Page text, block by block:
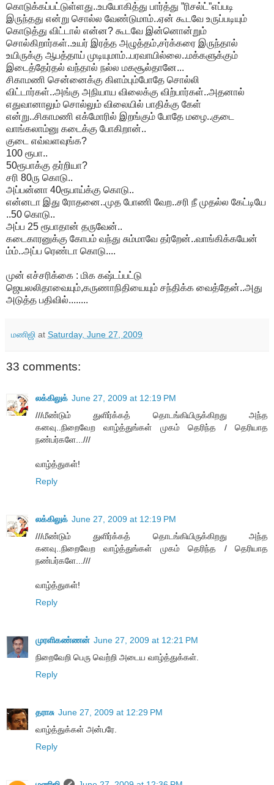
கொடுக்கப்பட்டுள்ளது..உபயோகித்து பார்த்து ”ரிசல்ட்”எப்படி
இருந்தது என்று சொல்ல வேண்டுமாம்..ஏன் கூடவே உருப்படியும்
கொடுத்து விட்டால் என்ன? கூடவே இன்னொன்றும்
சொல்கிறார்கள்..உயர் இரத்த அழுத்தம்,சர்க்கரை இருந்தால்
உயிருக்கு ஆபத்தாய் முடியுமாம்..பரவாயில்லை..மக்களுக்கும்
இடைத்தேர்தல் வந்தால் நல்ல மகசூல்தானே...
சிகாமணி சென்னைக்கு கிளம்பும்போதே சொல்லி
விட்டார்கள்..அங்கு அநியாய விலைக்கு விற்பார்கள்..அதனால்
எதுவானாலும் சொல்லும் விலையில் பாதிக்கு கேள்
என்று..சிகாமணி எக்மோரில் இறங்கும் போதே மழை..குடை
வாங்கலாம்னு கடைக்கு போகிறான்..
குடை எவ்வளவுங்க?
100 ரூபா..
50ரூபாக்கு தர்றியா?
சரி 80ரு கொடு..
அப்பன்னா 40ரூபாய்க்கு கொடு..
என்னடா இது ரோதனை..முத போணி வேற..சரி நீ முதல்ல கேட்டியே
..50 கொடு..
அப்ப 25 ரூபாதான் தருவேன்..
கடைகாரனுக்கு கோபம் வந்து சும்மாவே தர்றேன்..வாங்கிக்கயேன்
ம்ம்..அப்ப ரெண்டா கொடு....
முன் எச்சரிக்கை : மிக கஷ்டப்பட்டு
ஜெயலலிதாவையும்,கருணாநிதியையும் சந்திக்க வைத்தேன்..அது
அடுத்த பதிவில்........
மணிஜி at Saturday, June 27, 2009
33 comments:
லக்கிலுக் June 27, 2009 at 12:19 PM
///மீண்டும் துளிர்க்கத் தொடங்கியிருக்கிறது அந்த
கனவு..நிறைவேற வாழ்த்துங்கள் முகம் தெரிந்த / தெரியாத
நண்பர்களே...///
வாழ்த்துகள்!
Reply
லக்கிலுக் June 27, 2009 at 12:19 PM
///மீண்டும் துளிர்க்கத் தொடங்கியிருக்கிறது அந்த
கனவு..நிறைவேற வாழ்த்துங்கள் முகம் தெரிந்த / தெரியாத
நண்பர்களே...///
வாழ்த்துகள்!
Reply
முரளிகண்ணன் June 27, 2009 at 12:21 PM
நிறைவேறி பெரு வெற்றி அடைய வாழ்த்துக்கள்.
Reply
தராசு June 27, 2009 at 12:29 PM
வாழ்த்துக்கள் அன்பரே.
Reply